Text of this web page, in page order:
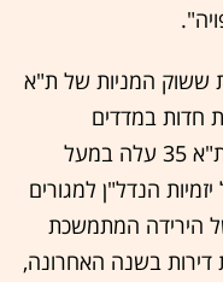
המניות של ת"א
חדות במדדים
המובילים. אלא שבזמן שמדד הדגל ת"א 35 עלה במעל
יזמיות הנדל"ן למגורים
בשל הירידה המתמשכת
דירות בשנה האחרונה,